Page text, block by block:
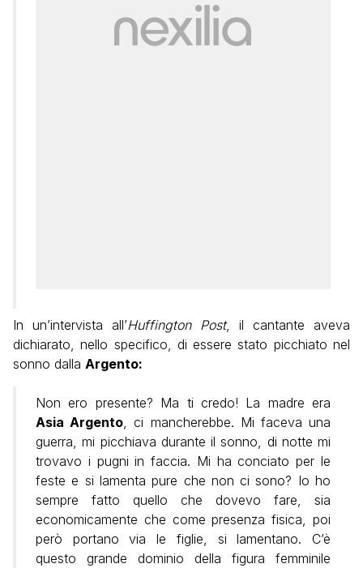
In un’intervista all’Huffington Post, il cantante aveva
dichiarato, nello specifico, di essere stato picchiato nel
sonno dalla Argento:
Non ero presente? Ma ti credo! La madre era
Asia Argento, ci mancherebbe. Mi faceva una
guerra, mi picchiava durante il sonno, di notte mi
trovavo i pugni in faccia. Mi ha conciato per le
feste e si lamenta pure che non ci sono? Io ho
sempre fatto quello che dovevo fare, sia
economicamente che come presenza fisica, poi
però portano via le figlie, si lamentano. C’è
questo grande dominio della figura femminile